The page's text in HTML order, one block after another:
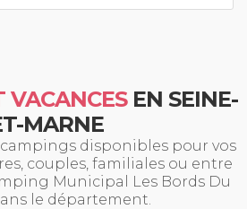
VACANCESEN SEINE-
MARNE
disponibles pour vos
couples, familiales ou entre
Municipal Les Bords Du
le département.